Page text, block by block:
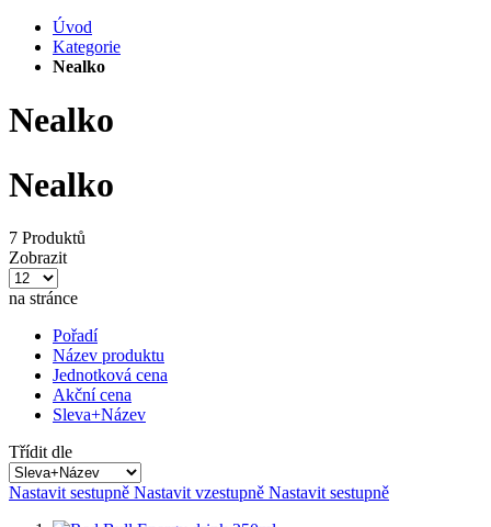
Úvod
Kategorie
Nealko
Nealko
Nealko
7 Produktů
Zobrazit
na stránce
Pořadí
Název produktu
Jednotková cena
Akční cena
Sleva+Název
Třídit dle
Nastavit sestupně Nastavit vzestupně Nastavit sestupně